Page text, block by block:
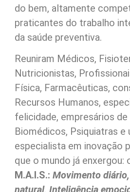
do bem, altamente
praticantes do trabalho
da saúde preventiva.
Reuniram Médicos,
Nutricionistas,
Física, Farmacêuticas,
Recursos Humanos,
felicidade, empresários de
Biomédicos, Psiquiatras e
especialista em inovação
que o mundo já enxergou:
M.A.I.S.: Movimento
natural, Inteligência